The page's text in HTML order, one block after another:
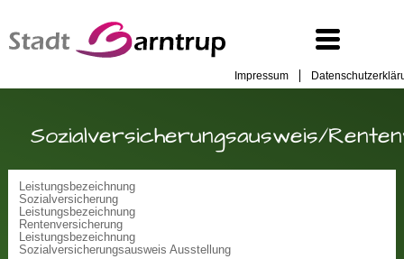
Impressum
Sozialversicherungsausweis/
Leistungsbezeichnung
Sozialversicherung
Leistungsbezeichnung
Rentenversicherung
Leistungsbezeichnung
Sozialversicherungsausweis Ausstellung